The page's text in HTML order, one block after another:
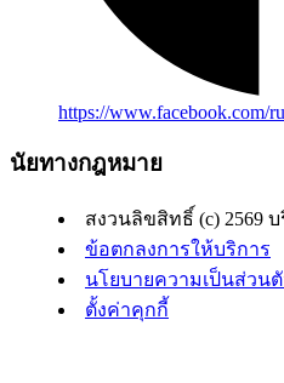
https://www.facebook.com/
นัยทางกฎหมาย
สงวนลิขสิทธิ์ (c) 2569
ข้อตกลงการให้บริการ
นโยบายความเป็นส่วน
ตั้งค่าคุกกี้